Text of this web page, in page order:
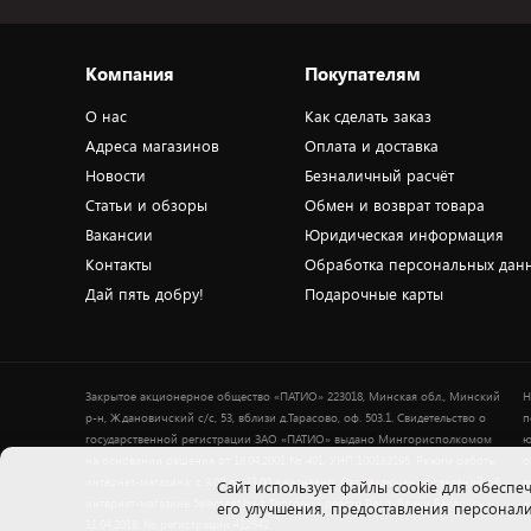
Компания
О нас
Адреса магазинов
Новости
Статьи и обзоры
Вакансии
Контакты
Дай пять добру!
Покупателям
Как сделать заказ
Оплата и доставка
Безналичный расчёт
Обмен и возврат товара
Юридическая информация
Обработка персональных
Подарочные карты
Закрытое акционерное общество «ПАТИО» 223018, Минская обл., Минский
р-н, Ждановичский с/с, 53, вблизи д.Тарасово, оф. 503.1. Свидетельство о
государственной регистрации ЗАО «ПАТИО» выдано Мингорисполкомом
интернет-магазина: с 9.00 до 21.00 ежедневно. Дата включения сведений об
интернет-магазине 5element.by в Торговый реестр Республики Беларусь -
Cайт использует файлы cookie для
его улучшения, предоставления